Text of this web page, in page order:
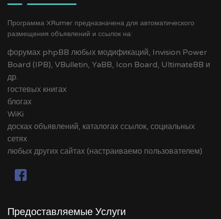
Программа XRumer предназначена для автоматического
размещения объявлений и ссылок на:
форумах phpBB любых модификаций, Invision Power
Board (IPB), VBulletin, YaBB, Icon Board, UltimateBB и
др.
гостевых книгах
блогах
WiKi
досках объявлений, каталогах ссылок, социальных
сетях
любых других сайтах (настраиваемо пользователем)
Предоставляемые Услуги